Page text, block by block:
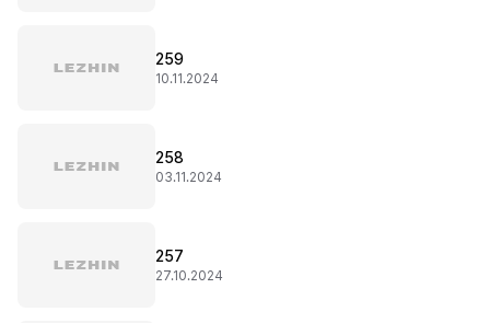
259
10.11.2024
258
03.11.2024
257
27.10.2024